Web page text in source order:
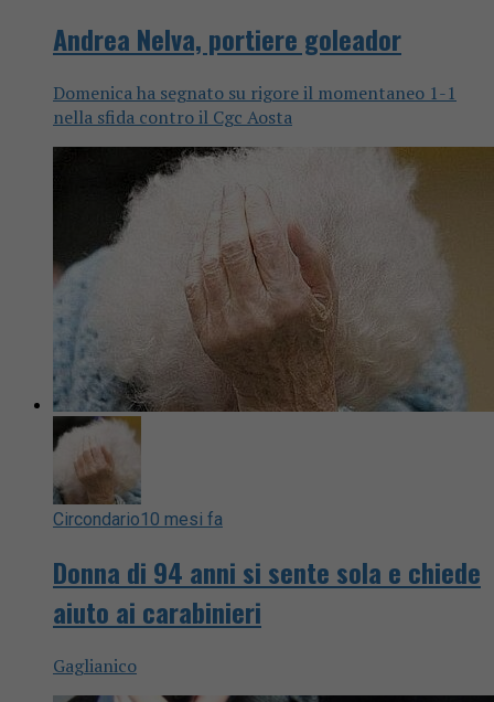
Andrea Nelva, portiere goleador
Domenica ha segnato su rigore il momentaneo 1-1
nella sfida contro il Cgc Aosta
Circondario10 mesi fa
Donna di 94 anni si sente sola e chiede
aiuto ai carabinieri
Gaglianico